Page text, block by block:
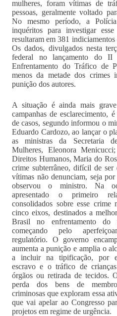
mulheres, foram vítimas de
pessoas, geralmente voltado
No mesmo período, a
inquéritos para investigar
resultaram em 381 indiciamentos
Os dados, divulgados nesta
federal no lançamento do II
Enfrentamento do Tráfico de
menos da metade dos crimes
punição dos autores.
A situação é ainda mais
campanhas de esclarecimento,
de casos, segundo informou o
Eduardo Cardozo, ao lançar o
as ministras da Secretaria
Mulheres, Eleonora
Direitos Humanos, Maria do
crime subterrâneo, difícil de ser
vítimas não denunciam, seja
observou o ministro. Na
apresentado o primeiro
consolidados sobre esse crime
cinco eixos, destinados a
Brasil no enfrentamento do
começando pelo
regulatório. O governo
aumenta a punição e amplia o
a incluir na tipificação, por
escravo e o tráfico de
órgãos ou retirada de tecidos.
perda dos bens de
criminosas que exploram essa
que vai apelar ao Congresso
projetos em regime de urgência.